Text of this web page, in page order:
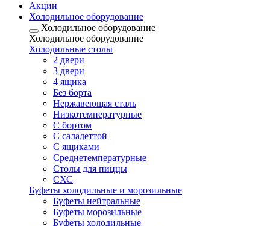
Акции
Холодильное оборудование
Холодильное оборудование
Холодильное оборудование
Холодильные столы
2 двери
3 двери
4 ящика
Без борта
Нержавеющая сталь
Низкотемпературные
С бортом
С саладеттой
С ящиками
Среднетемпературные
Столы для пиццы
СХС
Буфеты холодильные и морозильные
Буфеты нейтральные
Буфеты морозильные
Буфеты холодильные